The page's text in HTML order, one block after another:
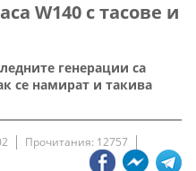
W140 с тасове и
генерации са
се намират и такива
Прочитания: 12757